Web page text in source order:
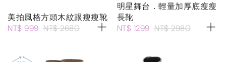
美拍風格方頭木紋跟瘦瘦靴
NT$ 999 NT$ 2680
明星舞台．輕量加厚底瘦瘦
長靴
NT$ 1299 NT$ 2980